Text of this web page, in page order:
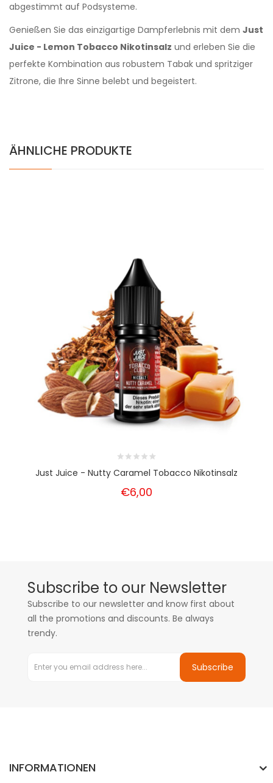
abgestimmt auf Podsysteme.
Genießen Sie das einzigartige Dampferlebnis mit dem Just
Juice - Lemon Tobacco Nikotinsalz und erleben Sie die
perfekte Kombination aus robustem Tabak und spritziger
Zitrone, die Ihre Sinne belebt und begeistert.
ÄHNLICHE PRODUKTE
Just Juice - Nutty Caramel Tobacco Nikotinsalz
€6,00
Subscribe to our Newsletter
Subscribe to our newsletter and know first about
all the promotions and discounts. Be always
trendy.
Subscribe
INFORMATIONEN